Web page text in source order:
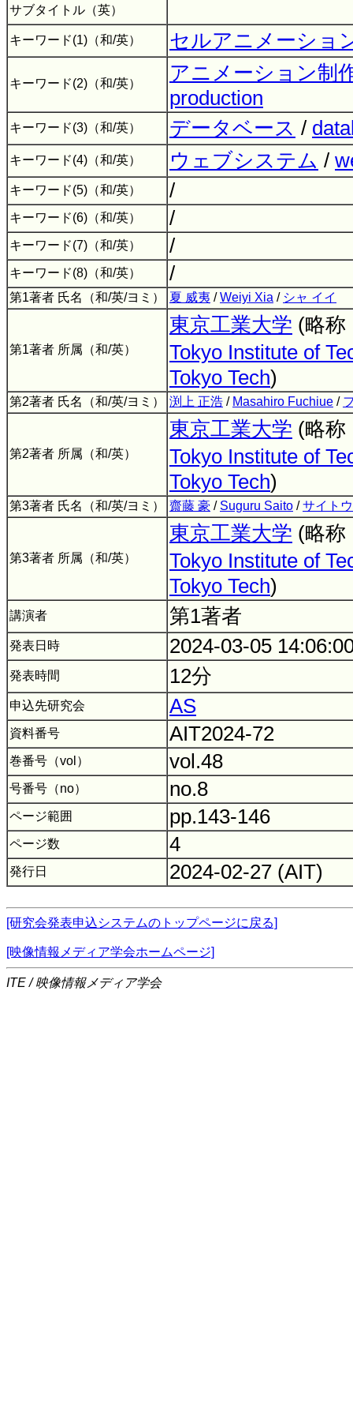
サブタイトル（英）
キーワード(1)（和/英） セルアニメーショ
キーワード(2)（和/英）
アニメーション制
production
キーワード(3)（和/英） データベース /
キーワード(4)（和/英） ウェブシステム /
キーワード(5)（和/英） /
キーワード(6)（和/英） /
キーワード(7)（和/英） /
キーワード(8)（和/英） /
第1著者 氏名（和/英/ヨミ） 夏 威夷 /Weiyi Xia / シャ イイ
第1著者 所属（和/英）
東京工業大学 (略
Tokyo Institute of
Tokyo Tech)
第2著者 氏名（和/英/ヨミ） 渕上 正浩 / Masahiro Fuchiue /
第2著者 所属（和/英）
東京工業大学 (略
Tokyo Institute of
Tokyo Tech)
第3著者 氏名（和/英/ヨミ） 齋藤 豪 / Suguru Saito /サイト
第3著者 所属（和/英）
東京工業大学 (略
Tokyo Institute of
Tokyo Tech)
講演者 第1著者
発表日時 2024-03-05
発表時間 12分
申込先研究会 AS
資料番号 AIT2024-72
巻番号（vol） vol.48
号番号（no） no.8
ページ範囲 pp.143-146
ページ数 4
発行日 2024-02-27 (AIT)
[研究会発表申込システムのトップページに戻る]
[映像情報メディア学会ホームページ]
ITE / 映像情報メディア学会